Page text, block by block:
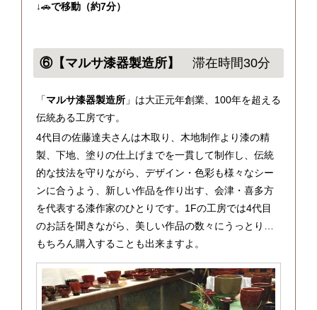
↓🚗で移動（約7分）
⑥【マルサ漆器製造所】 滞在時間30分
「マルサ漆器製造所」は大正元年創業、100年を超える
伝統ある工房です。
4代目の佐藤達夫さんは木取り、木地制作より漆の精
製、下地、塗りの仕上げまでを一貫して制作し、伝統
的な技法を守りながら、デザイン・色彩も様々なシー
ンに合うよう、新しい作品を作り出す、会津・喜多方
を代表する漆作家のひとりです。1Fの工房では4代目
のお話を聞きながら、美しい作品の数々にうっとり…
もちろん購入することも出来ますよ。